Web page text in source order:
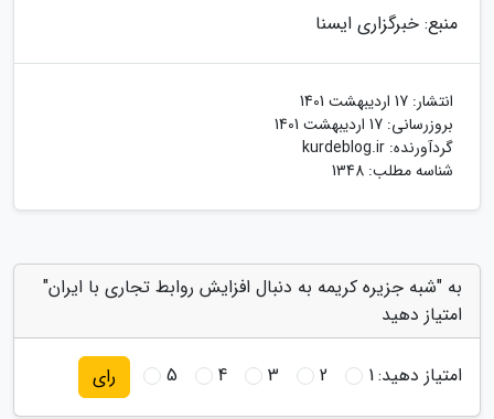
منبع: خبرگزاری ایسنا
انتشار: 17 اردیبهشت 1401
بروزرسانی: 17 اردیبهشت 1401
گردآورنده: kurdeblog.ir
شناسه مطلب: 1348
به "شبه جزیره کریمه به دنبال افزایش روابط تجاری با ایران"
امتیاز دهید
امتیاز دهید:1
2
3
4
5 رای